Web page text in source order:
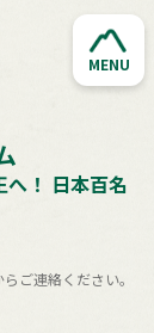
MENU
へ！ 日本百名
ご連絡ください。